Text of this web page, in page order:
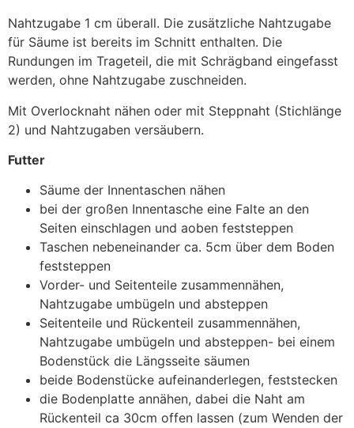
Nahtzugabe 1 cm überall. Die zusätzliche Nahtzugabe
für Säume ist bereits im Schnitt enthalten. Die
Rundungen im Trageteil, die mit Schrägband eingefasst
werden, ohne Nahtzugabe zuschneiden.
Mit Overlocknaht nähen oder mit Steppnaht (Stichlänge
2) und Nahtzugaben versäubern.
Futter
Säume der Innentaschen nähen
bei der großen Innentasche eine Falte an den
Seiten einschlagen und aoben feststeppen
Taschen nebeneinander ca. 5cm über dem Boden
feststeppen
Vorder- und Seitenteile zusammennähen,
Nahtzugabe umbügeln und absteppen
Seitenteile und Rückenteil zusammennähen,
Nahtzugabe umbügeln und absteppen- bei einem
Bodenstück die Längsseite säumen
beide Bodenstücke aufeinanderlegen, feststecken
die Bodenplatte annähen, dabei die Naht am
Rückenteil ca 30cm offen lassen (zum Wenden der